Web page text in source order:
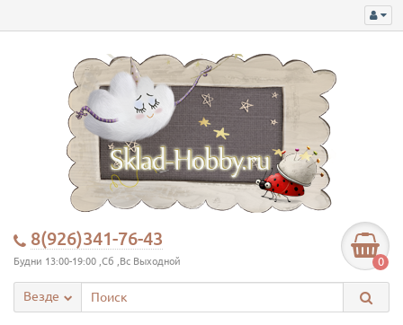
8(926)341-76-43
Будни 13:00-19:00 ,Сб ,Вс Выходной 0
Везде